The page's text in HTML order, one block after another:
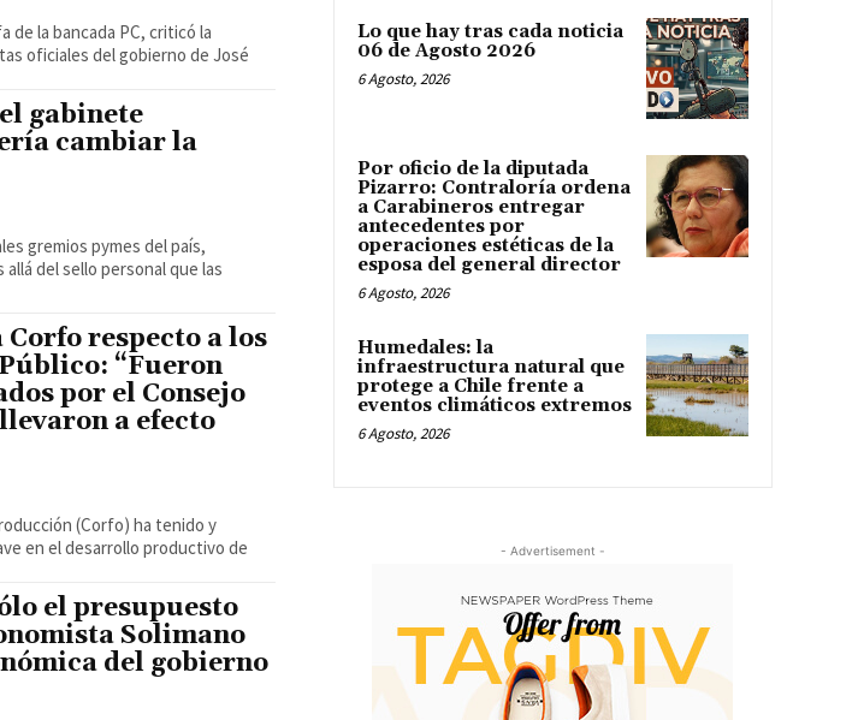
de la bancada PC, criticó la
oficiales del gobierno de José
gabinete
cambiar la
gremios pymes del país,
del sello personal que las
respecto a los
“Fueron
por el Consejo
a efecto
(Corfo) ha tenido y
en el desarrollo productivo de
el presupuesto
Solimano
del gobierno
Lo que hay tras cada noticia
06 de Agosto 2026
6 Agosto, 2026
Por oficio de la diputada
Pizarro: Contraloría ordena
a Carabineros entregar
antecedentes por
operaciones estéticas de la
esposa del general director
6 Agosto, 2026
Humedales: la
infraestructura natural que
protege a Chile frente a
eventos climáticos extremos
6 Agosto, 2026
- Advertisement -